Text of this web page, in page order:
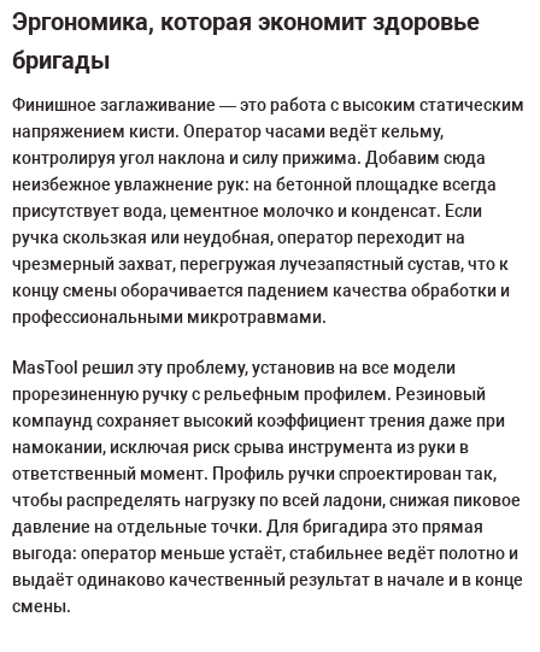
Эргономика, которая экономит здоровье
бригады
Финишное заглаживание — это работа с высоким статическим
напряжением кисти. Оператор часами ведёт кельму,
контролируя угол наклона и силу прижима. Добавим сюда
неизбежное увлажнение рук: на бетонной площадке всегда
присутствует вода, цементное молочко и конденсат. Если
ручка скользкая или неудобная, оператор переходит на
чрезмерный захват, перегружая лучезапястный сустав, что к
концу смены оборачивается падением качества обработки и
профессиональными микротравмами.
MasTool решил эту проблему, установив на все модели
прорезиненную ручку с рельефным профилем. Резиновый
компаунд сохраняет высокий коэффициент трения даже при
намокании, исключая риск срыва инструмента из руки в
ответственный момент. Профиль ручки спроектирован так,
чтобы распределять нагрузку по всей ладони, снижая пиковое
давление на отдельные точки. Для бригадира это прямая
выгода: оператор меньше устаёт, стабильнее ведёт полотно и
выдаёт одинаково качественный результат в начале и в конце
смены.